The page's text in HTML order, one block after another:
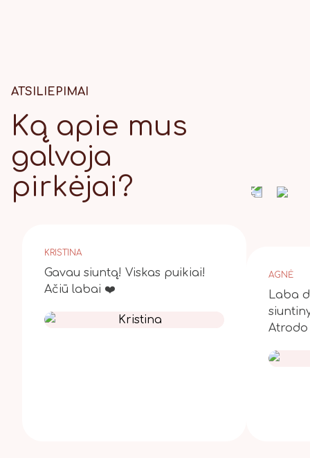
ATSILIEPIMAI
Ką apie mus
galvoja
pirkėjai?
KRISTINA
Gavau siuntą! Viskas puikiai!
Ačiū labai ❤️
AGNĖ
Laba